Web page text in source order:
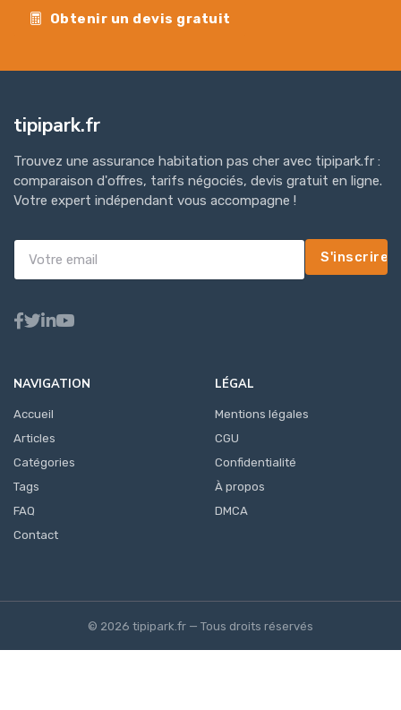
Obtenir un devis gratuit
tipipark.fr
Trouvez une assurance habitation pas cher avec tipipark.fr :
comparaison d'offres, tarifs négociés, devis gratuit en ligne.
Votre expert indépendant vous accompagne !
S'inscrire
NAVIGATION
Accueil
Articles
Catégories
Tags
FAQ
Contact
LÉGAL
Mentions légales
CGU
Confidentialité
À propos
DMCA
© 2026 tipipark.fr — Tous droits réservés